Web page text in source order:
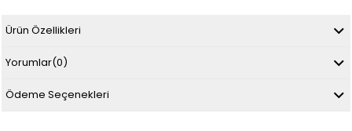
Ürün Özellikleri
Yorumlar(0)
Ödeme Seçenekleri